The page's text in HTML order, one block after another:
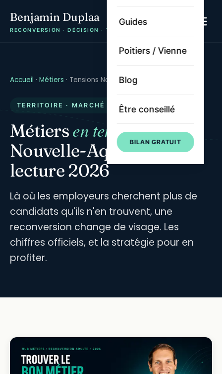
Benjamin Duplaa
RECONVERSION · DÉCISION · TRAJECTOIRE
Guides
Poitiers / Vienne
Blog
Être conseillé
BILAN GRATUIT
Accueil · Métiers · Tensions Nouvelle-Aquitaine
TERRITOIRE · MARCHÉ DU TRAVAIL
Métiersen tensionen
Nouvelle-Aquitaine — la
lecture 2026
Là où les employeurs cherchent plus de
candidats qu'ils n'en trouvent, une
reconversion change de visage. Les
chiffres officiels, et la stratégie pour en
profiter.